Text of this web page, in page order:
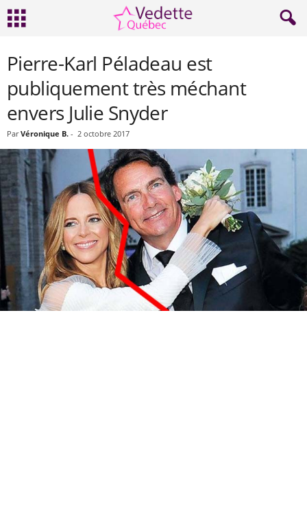
Pierre-Karl Péladeau est
publiquement très méchant
envers Julie Snyder
Par Véronique B. - 2 octobre 2017